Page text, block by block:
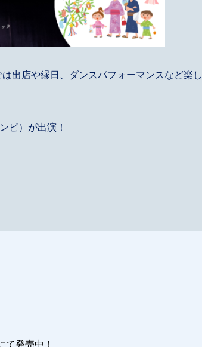
出店や縁日、ダンスパフォーマンスなど楽し
ビ）が出演！
発売中！